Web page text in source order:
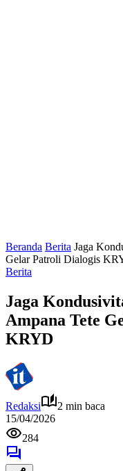
Beranda Berita Jaga
Gelar Patroli Dialogis
Berita
Jaga
Ampana Tete
KRYD
Redaksi
2 min baca
15/04/2026
284